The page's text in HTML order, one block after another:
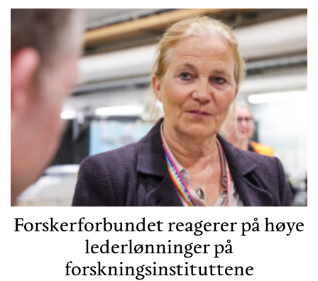
Forskerforbundet reagerer på høye
lederlønninger på
forskningsinstituttene